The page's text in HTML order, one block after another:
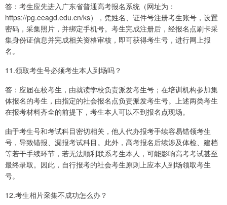
答：考生应先进入广东省普通高考报名系统（网址为：
https://pg.eeagd.edu.cn/ks），凭姓名、证件号注册考生账号，设置
密码，采集照片，并绑定手机号。考生完成注册后，经报名点刷卡采
集身份证信息并完成相关资格审核，即可获得考生号，进行网上报
名。
11.领取考生号必须考生本人到场吗？
答：应届在校考生，由就读学校负责派发考生号；在培训机构参加集
体报名的考生，由指定的社会报名点负责派发考生号。上述两类考生
在报考材料齐全的前提下，考生本人可以不到报名点现场。
由于考生号和考试科目密切相关，他人代办报考手续容易错领考生
号，导致错报、漏报考试科目。此外，高考报名后续涉及体检、建档
等若干手续环节，若无法顺利联系考生本人，可能影响高考考试甚至
最终录取。因此，自行报考的社会考生原则上应本人到场领取考生
号。
12.考生相片采集不成功怎么办？